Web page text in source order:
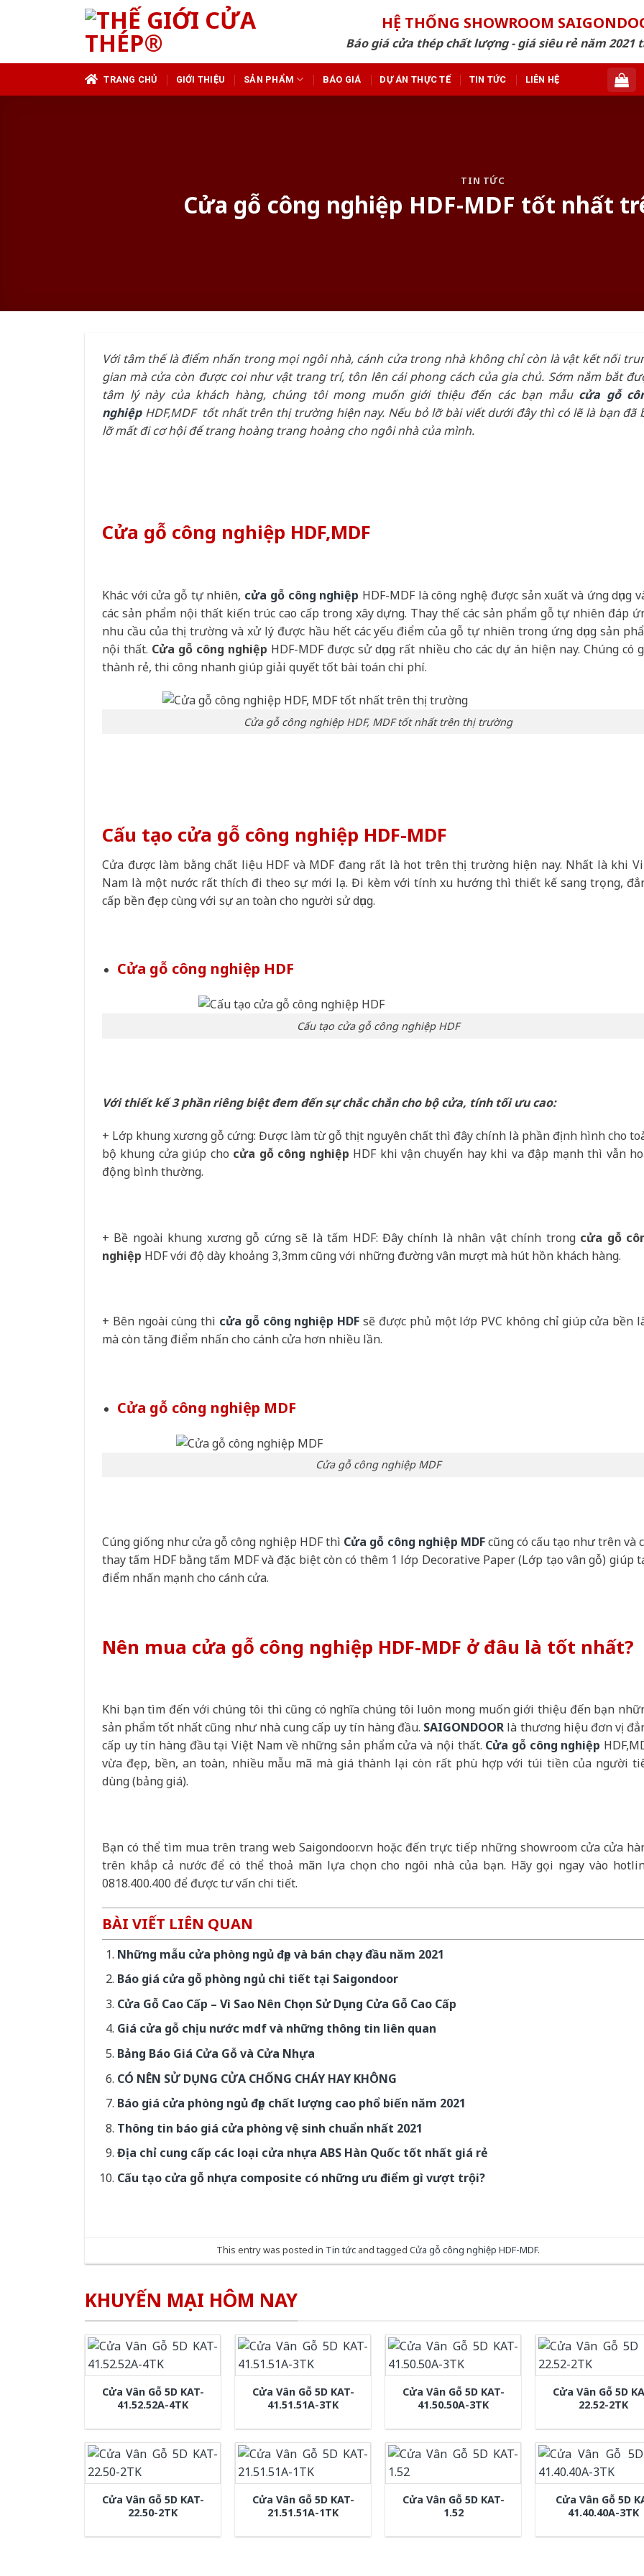
HỆ THỐNG SHOWROOM
Báo giá cửa thép chất lượng - giá siêu rẻ năm 2021
TRANG CHỦ GIỚI THIỆU SẢN PHẨM BÁO GIÁ DỰ ÁN THỰC TẾ TIN TỨC LIÊN HỆ
TIN TỨC
Cửa gỗ công nghiệp HDF-MDF tốt nhất
Với tâm thế là điểm nhấn trong mọi ngôi nhà, cánh cửa trong nhà không chỉ còn là vật kết nối
gian mà cửa còn được coi như vật trang trí, tôn lên cái phong cách của gia chủ. Sớm nắm bắt
tâm lý này của khách hàng, chúng tôi mong muốn giới thiệu đến các bạn mẫu cửa gỗ
nghiệpHDF,MDF tốt nhất trên thị trường hiện nay. Nếu bỏ lỡ bài viết dưới đây thì có lẽ là bạn đã
lỡ mất đi cơ hội để trang hoàng trang hoàng cho ngôi nhà của mình.
Cửa gỗ công nghiệp HDF,MDF
Khác với cửa gỗ tự nhiên, cửa gỗ công nghiệp HDF-MDF là công nghệ được sản xuất và ứng dụng
các sản phẩm nội thất kiến trúc cao cấp trong xây dựng. Thay thế các sản phẩm gỗ tự nhiên đáp
nhu cầu của thị trường và xử lý được hầu hết các yếu điểm của gỗ tự nhiên trong ứng dụng sản
nội thất. Cửa gỗ công nghiệp HDF-MDF được sử dụng rất nhiều cho các dự án hiện nay. Chúng có
thành rẻ, thi công nhanh giúp giải quyết tốt bài toán chi phí.
Cửa gỗ công nghiệp HDF, MDF tốt nhất trên thị trường
Cấu tạo cửa gỗ công nghiệp HDF-MDF
Cửa được làm bằng chất liệu HDF và MDF đang rất là hot trên thị trường hiện nay. Nhất là khi
Nam là một nước rất thích đi theo sự mới lạ. Đi kèm với tính xu hướng thì thiết kế sang trọng,
cấp bền đẹp cùng với sự an toàn cho người sử dụng.
Cửa gỗ công nghiệp HDF
Cấu tạo cửa gỗ công nghiệp HDF
Với thiết kế 3 phần riêng biệt đem đến sự chắc chắn cho bộ cửa, tính tối ưu cao:
+ Lớp khung xương gỗ cứng: Được làm từ gỗ thịt nguyên chất thì đây chính là phần định hình cho
bộ khung cửa giúp cho cửa gỗ công nghiệp HDF khi vận chuyển hay khi va đập mạnh thì vẫn
động bình thường.
+ Bề ngoài khung xương gỗ cứng sẽ là tấm HDF: Đây chính là nhân vật chính trong cửa gỗ
nghiệp HDF với độ dày khoảng 3,3mm cũng với những đường vân mượt mà hút hồn khách hàng.
+ Bên ngoài cùng thì cửa gỗ công nghiệp HDF sẽ được phủ một lớp PVC không chỉ giúp cửa bền
mà còn tăng điểm nhấn cho cánh cửa hơn nhiều lần.
Cửa gỗ công nghiệp MDF
Cửa gỗ công nghiệp MDF
Cúng giống như cửa gỗ công nghiệp HDF thì Cửa gỗ công nghiệp MDFcũng có cấu tạo như trên và
thay tấm HDF bằng tấm MDF và đặc biệt còn có thêm 1 lớp Decorative Paper (Lớp tạo vân gỗ) giúp
điểm nhấn mạnh cho cánh cửa.
Nên mua cửa gỗ công nghiệp HDF-MDF ở đâu là tốt nhất?
Khi bạn tìm đến với chúng tôi thì cũng có nghĩa chúng tôi luôn mong muốn giới thiệu đến bạn
sản phẩm tốt nhất cũng như nhà cung cấp uy tín hàng đầu. SAIGONDOOR là thương hiệu đơn vị
cấp uy tín hàng đầu tại Việt Nam về những sản phẩm cửa và nội thất. Cửa gỗ công nghiệp
vừa đẹp, bền, an toàn, nhiều mẫu mã mà giá thành lại còn rất phù hợp với túi tiền của người
dùng (bảng giá).
Bạn có thể tìm mua trên trang web Saigondoor.vn hoặc đến trực tiếp những showroom cửa cửa
trên khắp cả nước để có thể thoả mãn lựa chọn cho ngôi nhà của bạn. Hãy gọi ngay vào
0818.400.400 để được tư vấn chi tiết.
BÀI VIẾT LIÊN QUAN
Những mẫu cửa phòng ngủ đẹp và bán chạy đầu năm 2021
Báo giá cửa gỗ phòng ngủ chi tiết tại Saigondoor
Cửa Gỗ Cao Cấp – Vì Sao Nên Chọn Sử Dụng Cửa Gỗ Cao Cấp
Giá cửa gỗ chịu nước mdf và những thông tin liên quan
Bảng Báo Giá Cửa Gỗ và Cửa Nhựa
CÓ NÊN SỬ DỤNG CỬA CHỐNG CHÁY HAY KHÔNG
Báo giá cửa phòng ngủ đẹp chất lượng cao phổ biến năm 2021
Thông tin báo giá cửa phòng vệ sinh chuẩn nhất 2021
Địa chỉ cung cấp các loại cửa nhựa ABS Hàn Quốc tốt nhất giá rẻ
Cấu tạo cửa gỗ nhựa composite có những ưu điểm gì vượt trội?
This entry was posted in Tin tức and tagged Cửa gỗ công nghiệp HDF-MDF.
KHUYẾN MẠI HÔM NAY
Cửa Vân Gỗ 5D KAT-
41.52.52A-4TK
Cửa Vân Gỗ 5D KAT-
41.51.51A-3TK
Cửa Vân Gỗ 5D KAT-
41.50.50A-3TK
Cửa Vân Gỗ 5D
22.52-2TK
Cửa Vân Gỗ 5D KAT-
22.50-2TK
Cửa Vân Gỗ 5D KAT-
21.51.51A-1TK
Cửa Vân Gỗ 5D KAT-
1.52
Cửa Vân Gỗ 5D
41.40.40A-3TK